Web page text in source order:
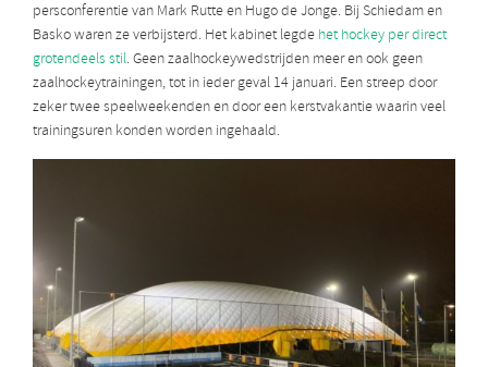
persconferentie van Mark Rutte en Hugo de Jonge. Bij Schiedam en
Basko waren ze verbijsterd. Het kabinet legde het hockey per direct
grotendeels stil. Geen zaalhockeywedstrijden meer en ook geen
zaalhockeytrainingen, tot in ieder geval 14 januari. Een streep door
zeker twee speelweekenden en door een kerstvakantie waarin veel
trainingsuren konden worden ingehaald.